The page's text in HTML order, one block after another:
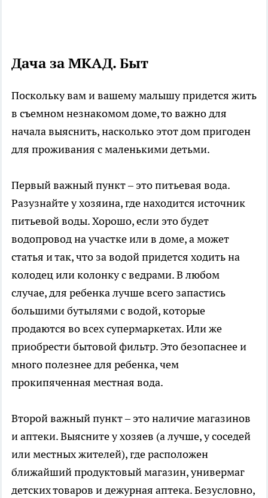
Дача за МКАД. Быт
Поскольку вам и вашему малышу придется жить
в съемном незнакомом доме, то важно для
начала выяснить, насколько этот дом пригоден
для проживания с маленькими детьми.
Первый важный пункт – это питьевая вода.
Разузнайте у хозяина, где находится источник
питьевой воды. Хорошо, если это будет
водопровод на участке или в доме, а может
статья и так, что за водой придется ходить на
колодец или колонку с ведрами. В любом
случае, для ребенка лучше всего запастись
большими бутылями с водой, которые
продаются во всех супермаркетах. Или же
приобрести бытовой фильтр. Это безопаснее и
много полезнее для ребенка, чем
прокипяченная местная вода.
Второй важный пункт – это наличие магазинов
и аптеки. Выясните у хозяев (а лучше, у соседей
или местных жителей), где расположен
ближайший продуктовый магазин, универмаг
детских товаров и дежурная аптека. Безусловно,